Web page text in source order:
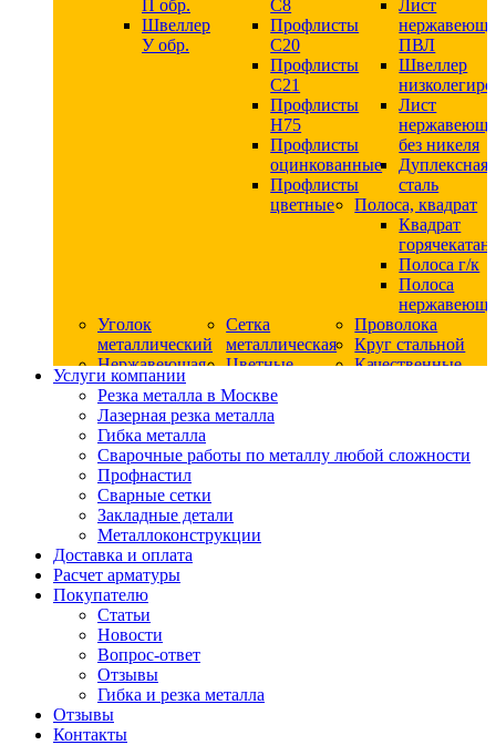
П обр.
Швеллер
У обр.
С8
Профлисты
С20
Профлисты
C21
Профлисты
Н75
Профлисты
оцинкованные
Профлисты
цветные
Лист
ПВЛ
Швеллер
Лист
без никеля
Дуплексная
сталь
Полоса, квадрат
Квадрат
Полоса г/к
Полоса
Уголок
металлический
Сетка
металлическая
Проволока
Круг стальной
Нержавеющая
сталь
Квадрат
нержавеющий
никельсодержащий
Круг
нержавеющий
безникелевый
жаропрочный
Круг
нержавеющий
никельсодержащий
Шестигранник
нержавеющий
никельсодержащий
Шестигранник
нержавеющий
безникелевый
Цветные
Шестигранник
дюралевый
дюралевый
Качественные
Услуги компании
Резка металла в Москве
Лазерная резка металла
Гибка металла
Сварочные работы по металлу любой сложности
Профнастил
Сварные сетки
Закладные детали
Металлоконструкции
Доставка и оплата
Расчет арматуры
Покупателю
Статьи
Новости
Вопрос-ответ
Отзывы
Гибка и резка металла
Отзывы
Контакты